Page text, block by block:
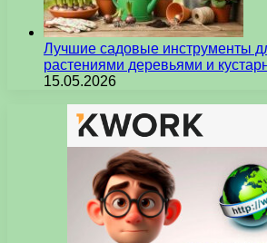
Лучшие садовые инструменты
растениями деревьями и
15.05.2026